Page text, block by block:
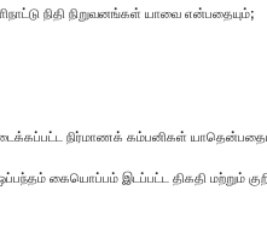
நிதி நிறுவனங்கள் யாவை என்பதையும்;
நிர்மாணக் கம்பனிகள்
கையொப்பம் இடப்பட்ட திகதி மற்றும்